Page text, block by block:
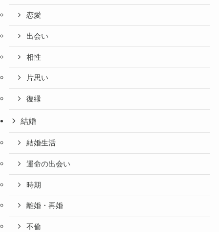
恋愛
出会い
相性
片思い
復縁
結婚
結婚生活
運命の出会い
時期
離婚・再婚
不倫